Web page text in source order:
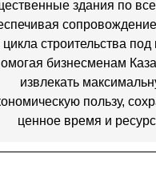
здания по
цикла строительства под
бизнесменам
извлекать
пользу,
ценное время и